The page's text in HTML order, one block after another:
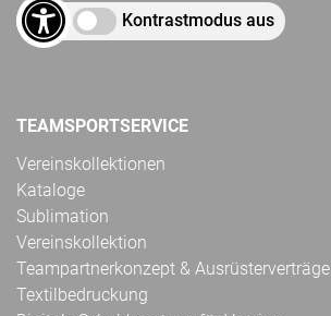
Kontrastmodus aus
TEAMSPORTSERVICE
Vereinskollektionen
Kataloge
Sublimation
Vereinskollektion
Teampartnerkonzept & Ausrüsterverträge
Textilbedruckung